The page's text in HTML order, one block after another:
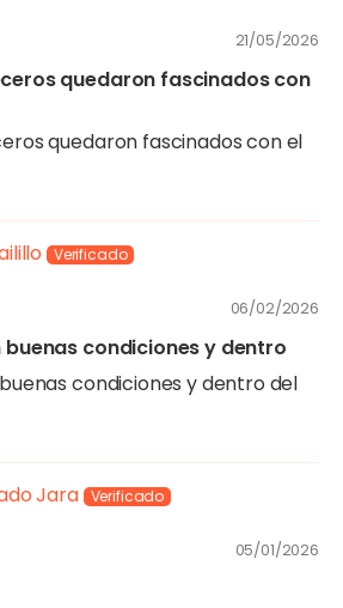
21/05/2026
quedaron fascinados con
quedaron fascinados con el
06/02/2026
condiciones y dentro
condiciones y dentro del
Jara
05/01/2026